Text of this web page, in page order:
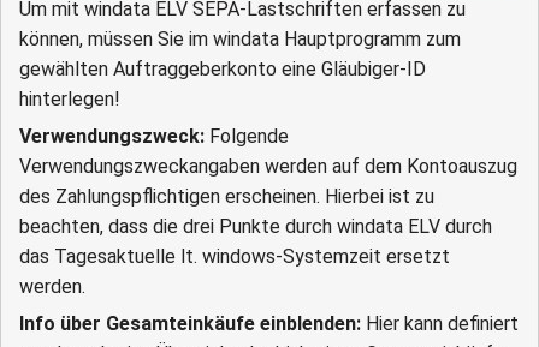
Um mit windata ELV SEPA-Lastschriften erfassen zu
können, müssen Sie im windata Hauptprogramm zum
gewählten Auftraggeberkonto eine Gläubiger-ID
hinterlegen!
Verwendungszweck: Folgende
Verwendungszweckangaben werden auf dem Kontoauszug
des Zahlungspflichtigen erscheinen. Hierbei ist zu
beachten, dass die drei Punkte durch windata ELV durch
das Tagesaktuelle lt. windows-Systemzeit ersetzt
werden.
Info über Gesamteinkäufe einblenden: Hier kann definiert